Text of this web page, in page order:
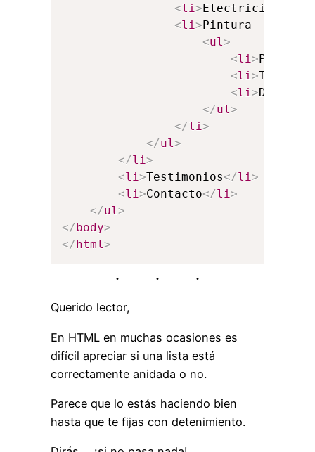
<li>Electricidad
<li>Pintura
<ul>
<li>Parkings
<li>
<li>
</ul>
</li>
</ul>
</li>
<li>Testimonios</li>
<li>Contacto</li>
</ul>
</body>
</html>
Querido lector,
En HTML en muchas ocasiones es
difícil apreciar si una lista está
correctamente anidada o no.
Parece que lo estás haciendo bien
hasta que te fijas con detenimiento.